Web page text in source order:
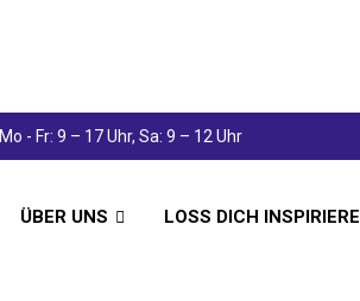
Mo - Fr: 9 – 17 Uhr, Sa: 9 – 12 Uhr
ÜBER UNS LOSS DICH INSPIRIERE